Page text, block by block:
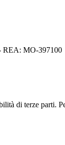
REA: MO-397100
di terze parti.